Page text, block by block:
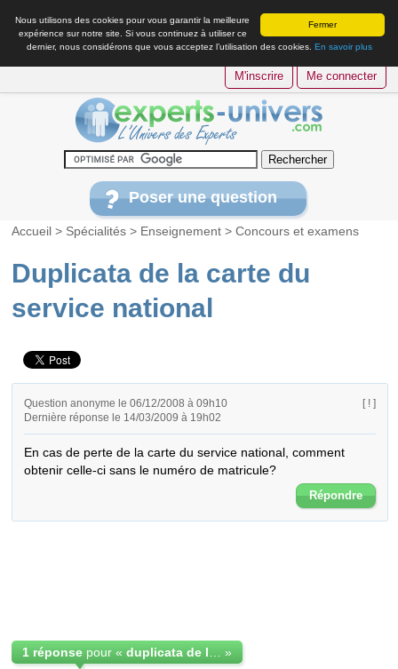
Fermer
Nous utilisons des cookies pour vous garantir la meilleure
expérience sur notre site. Si vous continuez à utiliser ce
dernier, nous considérons que vous acceptez l’utilisation des cookies. En savoir plus
M'inscrire Me connecter
Poser une question
Accueil > Spécialités > Enseignement >Concours et examens
Duplicata de la carte du
service national
Question anonyme le 06/12/2008 à 09h10
Dernière réponse le 14/03/2009 à 19h02
[ ! ]
En cas de perte de la carte du service national, comment
obtenir celle-ci sans le numéro de matricule?
Répondre
1 réponse pour « »